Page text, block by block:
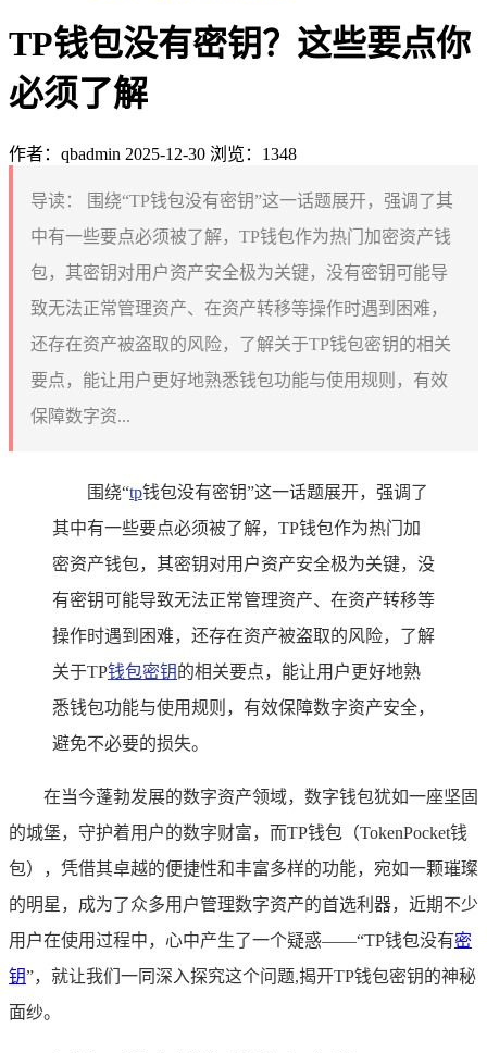
TP钱包没有密钥？这些要点你
必须了解
作者：qbadmin 2025-12-30 浏览：1348
导读：
围绕“TP钱包没有密钥”这一话题展开，强调了其
中有一些要点必须被了解，TP钱包作为热门加密资产钱
包，其密钥对用户资产安全极为关键，没有密钥可能导
致无法正常管理资产、在资产转移等操作时遇到困难，
还存在资产被盗取的风险，了解关于TP钱包密钥的相关
要点，能让用户更好地熟悉钱包功能与使用规则，有效
保障数字资...
围绕“tp钱包没有密钥”这一话题展开，强调了
其中有一些要点必须被了解，TP钱包作为热门加
密资产钱包，其密钥对用户资产安全极为关键，没
有密钥可能导致无法正常管理资产、在资产转移等
操作时遇到困难，还存在资产被盗取的风险，了解
关于TP钱包密钥的相关要点，能让用户更好地熟
悉钱包功能与使用规则，有效保障数字资产安全，
避免不必要的损失。
在当今蓬勃发展的数字资产领域，数字钱包犹如一座坚固
的城堡，守护着用户的数字财富，而TP钱包（TokenPocket钱
包），凭借其卓越的便捷性和丰富多样的功能，宛如一颗璀璨
的明星，成为了众多用户管理数字资产的首选利器，近期不少
用户在使用过程中，心中产生了一个疑惑——“TP钱包没有密
钥”，就让我们一同深入探究这个问题,揭开TP钱包密钥的神秘
面纱。